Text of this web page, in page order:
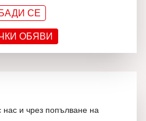
СЕ
ОБЯВИ
и чрез попълване на